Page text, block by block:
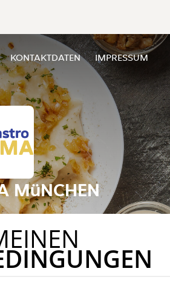
KONTAKTDATEN IMPRESSUM
MüNCHEN